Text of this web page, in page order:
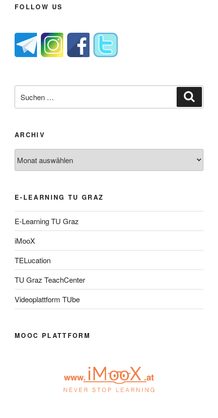
FOLLOW US
nach:
ARCHIV
E-LEARNING TU GRAZ
E-Learning TU Graz
iMooX
TELucation
TU Graz TeachCenter
Videoplattform TUbe
MOOC PLATTFORM